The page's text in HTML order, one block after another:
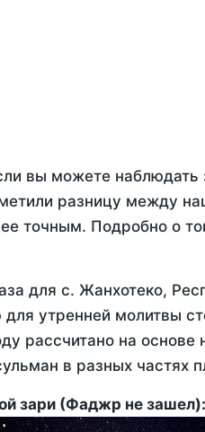
вы можете наблюдать
разницу между
точным. Подробно о
для с. Жанхотеко,
утренней молитвы
рассчитано на
в разных частях
зари (Фаджр не зашел):